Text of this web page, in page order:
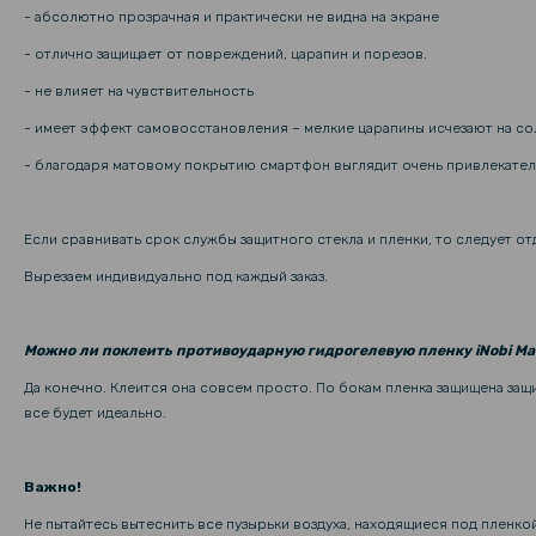
- абсолютно прозрачная и практически не видна на экране
- отлично защищает от повреждений, царапин и порезов.
- не влияет на чувствительность
- имеет эффект самовосстановления – мелкие царапины исчезают на
- благодаря матовому покрытию смартфон выглядит очень
Если сравнивать срок службы защитного стекла и пленки, то следует
Вырезаем индивидуально под каждый заказ.
Можно ли поклеить противоударную гидрогелевую пленку iNobi
Да конечно. Клеится она совсем просто. По бокам пленка защищена
все будет идеально.
Важно!
Не пытайтесь вытеснить все пузырьки воздуха, находящиеся под